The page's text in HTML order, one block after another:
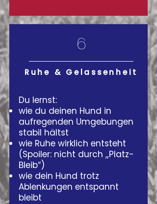
6
Ruhe & Gelassenheit
Du lernst:
wie du deinen Hund in
aufregenden Umgebungen
stabil hältst
wie Ruhe wirklich entsteht
(Spoiler: nicht durch „Platz-
Bleib“)
wie dein Hund trotz
Ablenkungen entspannt
bleibt